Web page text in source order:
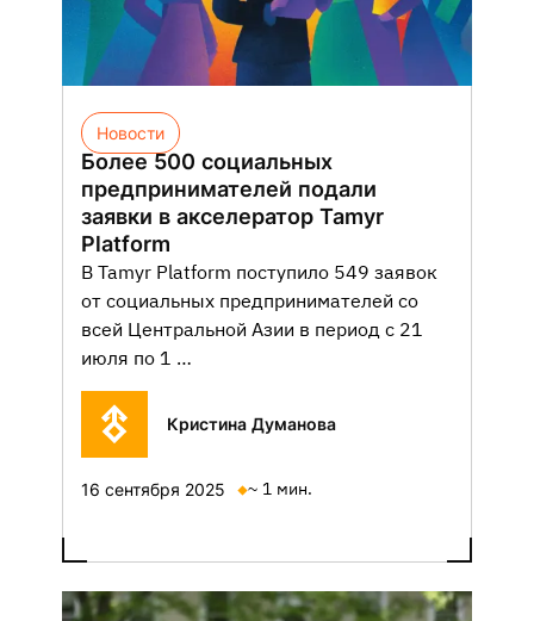
Новости
Более 500 социальных
предпринимателей подали
заявки в акселератор Tamyr
Platform
В Tamyr Platform поступило 549 заявок
от социальных предпринимателей со
всей Центральной Азии в период с 21
июля по 1 …
Кристина Думанова
16 сентября 2025 ~ 1 мин.